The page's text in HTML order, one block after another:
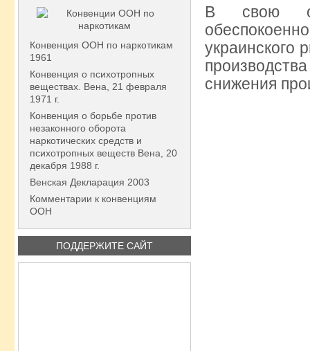
Конвенция ООН по наркотикам
1961
Конвенция о психотропных
веществах. Вена, 21 февраля
1971 г.
Конвенция о борьбе против
незаконного оборота
наркотических средств и
психотропных веществ Вена, 20
декабря 1988 г.
Венская Декларация 2003
Комментарии к конвенциям
ООН
ПОДДЕРЖИТЕ САЙТ
В свою
украинского
снижения